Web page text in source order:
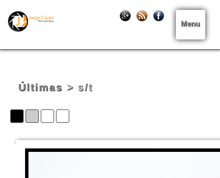
Menu
Últimas > s/t